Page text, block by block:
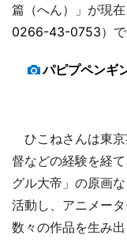
篇（へん）」が現
0266-43-0753）
パピプペンギ
ひこねさんは東京
督などの経験を経
グル大帝」の原画
活動し、アニメー
数々の作品を生み出